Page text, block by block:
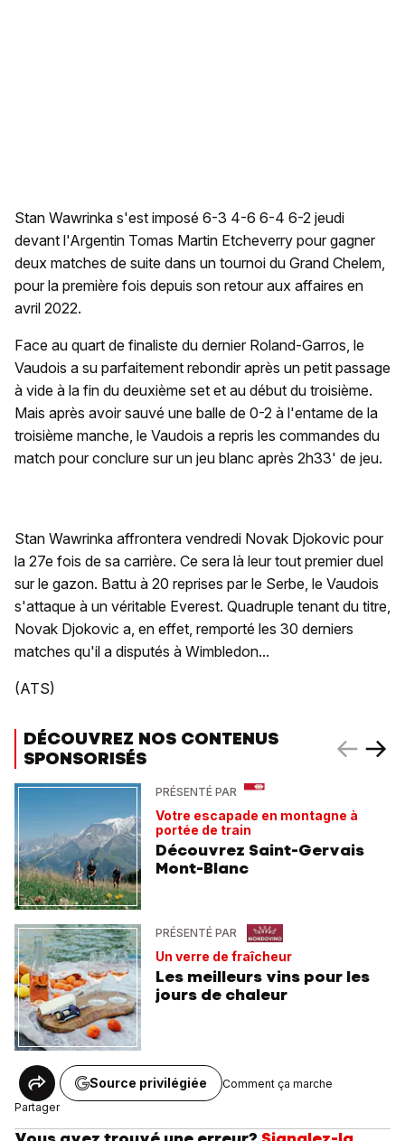
Stan Wawrinka s'est imposé 6-3 4-6 6-4 6-2 jeudi
devant l'Argentin Tomas Martin Etcheverry pour gagner
deux matches de suite dans un tournoi du Grand Chelem,
pour la première fois depuis son retour aux affaires en
avril 2022.
Face au quart de finaliste du dernier Roland-Garros, le
Vaudois a su parfaitement rebondir après un petit passage
à vide à la fin du deuxième set et au début du troisième.
Mais après avoir sauvé une balle de 0-2 à l'entame de la
troisième manche, le Vaudois a repris les commandes du
match pour conclure sur un jeu blanc après 2h33' de jeu.
Stan Wawrinka affrontera vendredi Novak Djokovic pour
la 27e fois de sa carrière. Ce sera là leur tout premier duel
sur le gazon. Battu à 20 reprises par le Serbe, le Vaudois
s'attaque à un véritable Everest. Quadruple tenant du titre,
Novak Djokovic a, en effet, remporté les 30 derniers
matches qu'il a disputés à Wimbledon...
(ATS)
DÉCOUVREZ NOS CONTENUS
SPONSORISÉS
PRÉSENTÉ PAR
Votre escapade en montagne à
portée de train
Découvrez Saint-Gervais
Mont-Blanc
PRÉSENTÉ PAR
Un verre de fraîcheur
Les meilleurs vins pour les
jours de chaleur
Partager
Source privilégiée Comment ça marche